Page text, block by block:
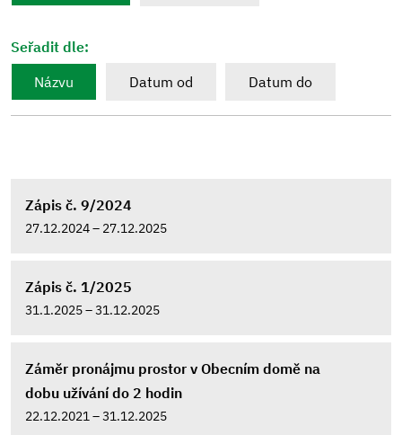
Seřadit dle:
Názvu
Datum od Datum do
Zápis č. 9/2024
27.12.2024 – 27.12.2025
Zápis č. 1/2025
31.1.2025 – 31.12.2025
Záměr pronájmu prostor v Obecním domě na
dobu užívání do 2 hodin
22.12.2021 – 31.12.2025